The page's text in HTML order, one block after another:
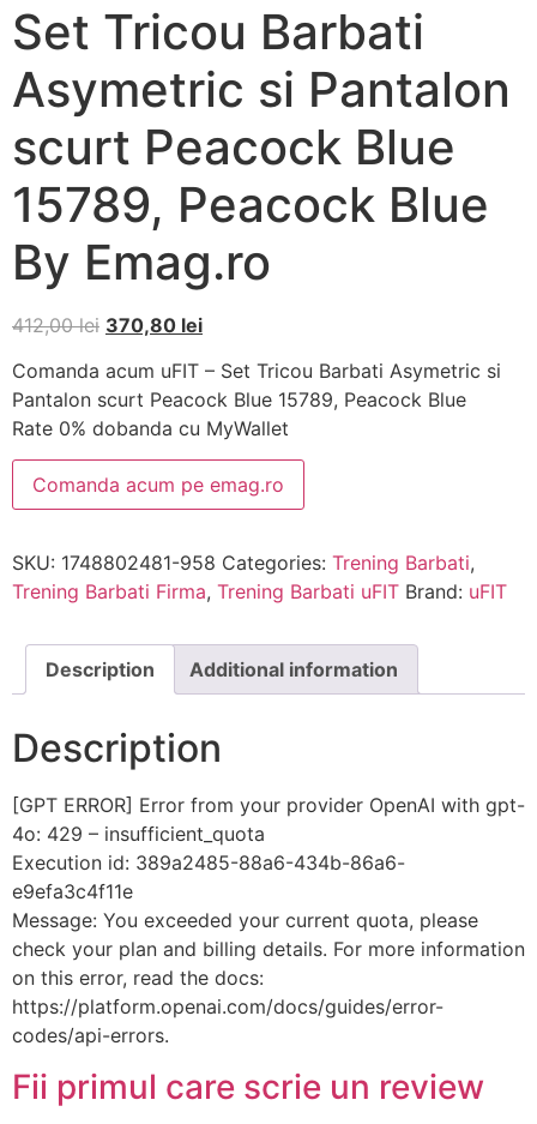
Set Tricou Barbati
Asymetric si Pantalon
scurt Peacock Blue
15789, Peacock Blue
By Emag.ro
412,00lei 370,80 lei
Comanda acum uFIT – Set Tricou Barbati Asymetric si
Pantalon scurt Peacock Blue 15789, Peacock Blue
Rate 0% dobanda cu MyWallet
Comanda acum pe emag.ro
SKU: 1748802481-958 Categories: Trening Barbati,
Trening Barbati Firma, Trening Barbati uFIT Brand: uFIT
Description Additional information
Description
[GPT ERROR] Error from your provider OpenAI with gpt-
4o: 429 – insufficient_quota
Execution id: 389a2485-88a6-434b-86a6-
e9efa3c4f11e
Message: You exceeded your current quota, please
check your plan and billing details. For more information
on this error, read the docs:
https://platform.openai.com/docs/guides/error-
codes/api-errors.
Fii primul care scrie un review